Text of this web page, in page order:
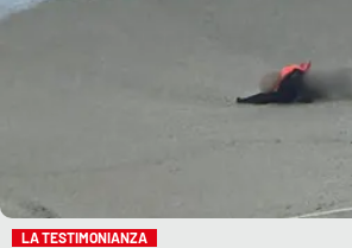
LA TESTIMONIANZA